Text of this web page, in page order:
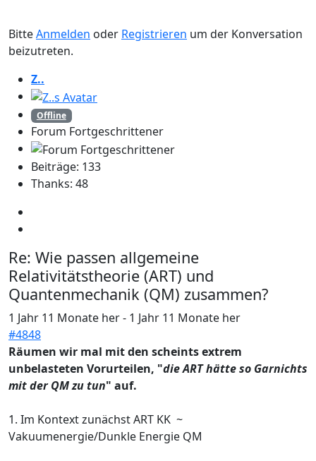
BitteAnmelden oder Registrieren um der Konversation
beizutreten.
Z..
Offline
Forum Fortgeschrittener
Beiträge: 133
Thanks: 48
Re: Wie passen allgemeine
Relativitätstheorie (ART) und
Quantenmechanik (QM) zusammen?
1 Jahr 11 Monate her- 1 Jahr 11 Monate her
#4848
Räumen wir mal mit den scheints extrem
unbelasteten Vorurteilen, "die ART hätte so Garnichts
mit der QM zu tun" auf.
1. Im Kontext zunächst ART KK ~
Vakuumenergie/Dunkle Energie QM